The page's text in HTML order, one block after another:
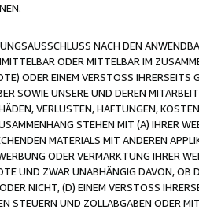
NACH DEN
ODER MITTELBAR IM
ODER EINEM VERSTOSS IHRERSEITS
SOWIE UNSERE UND DEREN
VERLUSTEN, HAFTUNGEN,
STEHEN MIT (A) IHRER
MATERIALS MIT ANDEREN
ODER VERMARKTUNG IHRER
UND ZWAR UNABHÄNGIG DAVON, OB
NICHT, (D) EINEM VERSTOSS
STEUERN UND ZOLLABGABEN ODER